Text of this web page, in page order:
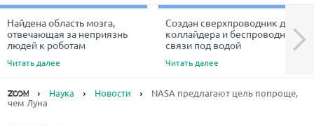
Найдена область мозга,
отвечающая за неприязнь
людей к роботам
Читать далее
Создан сверхпроводник для
коллайдера и беспроводной
связи под водой
Читать далее
Next
Наука Новости
NASA предлагают цель попроще,
чем Луна